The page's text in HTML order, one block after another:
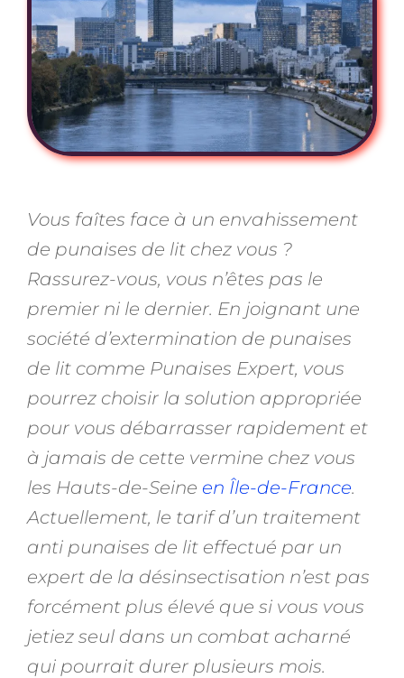
Vous faîtes face à un envahissement
de punaises de lit chez vous ?
Rassurez-vous, vous n’êtes pas le
premier ni le dernier. En joignant une
société d’extermination de punaises
de lit comme Punaises Expert, vous
pourrez choisir la solution appropriée
pour vous débarrasser rapidement et
à jamais de cette vermine chez vous
les Hauts-de-Seine en Île-de-France.
Actuellement, le tarif d’un traitement
anti punaises de lit effectué par un
expert de la désinsectisation n’est pas
forcément plus élevé que si vous vous
jetiez seul dans un combat acharné
qui pourrait durer plusieurs mois.